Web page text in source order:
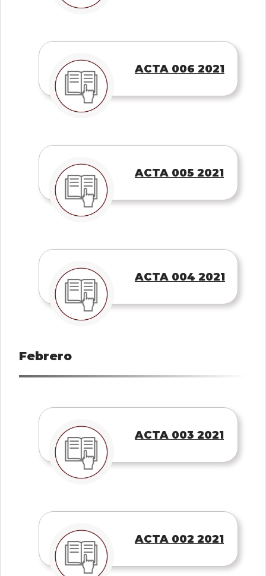
ACTA 006 2021
ACTA 005 2021
ACTA 004 2021
Febrero
ACTA 003 2021
ACTA 002 2021